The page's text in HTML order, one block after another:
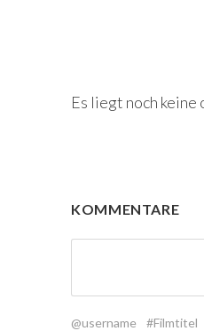
Es liegt noch
KOMMENTARE
@username #Filmtitel